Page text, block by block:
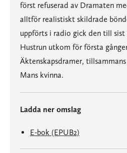
först refuserad av Dramaten
alltför realistiskt skildrade
uppförts i radio gick den till sist
Hustrun utkom för första
Äktenskapsdramer,
Mans kvinna.
Ladda ner omslag
E-bok (EPUB2)